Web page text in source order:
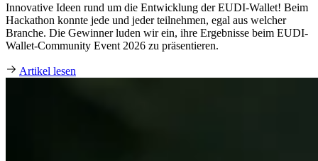
Innovative Ideen rund um die Entwicklung der EUDI-Wallet! Beim
Hackathon konnte jede und jeder teilnehmen, egal aus welcher
Branche. Die Gewinner luden wir ein, ihre Ergebnisse beim EUDI-
Wallet-Community Event 2026 zu präsentieren.
Artikel lesen